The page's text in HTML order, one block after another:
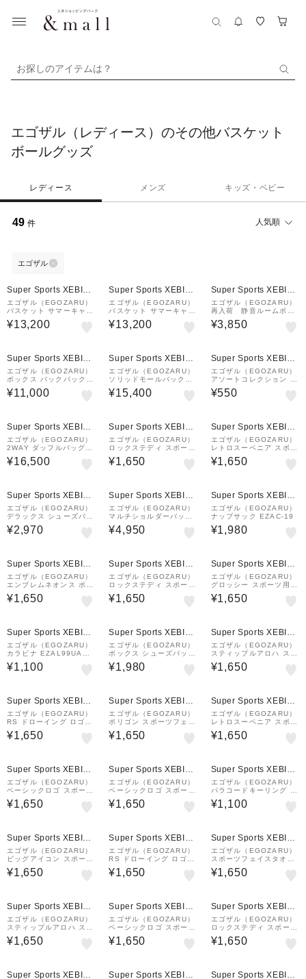
お探しのアイテムは？
エゴザル（レディース）のその他バスケット
ボールグッズ
レディース メンズ キッズ・ベビー
49 件 人気順
エゴザル
Super Sports XEBIO
&mall店
エゴザル（EGOZARU）
バスケット サマーキャン
プパック SUMMER CA
MP PACK 6点セット EZ
¥13,200
Super Sports XEBIO
&mall店
エゴザル（EGOZARU）
バスケット サマーキャン
プパック SUMMER CA
MP PACK 6点セット EZ
¥13,200
Super Sports XEBIO
&mall店
エゴザル（EGOZARU）
再入荷 静音ルームボー
ルEX EZAL99UAC003
¥3,850
Super Sports XEBIO
&mall店
エゴザル（EGOZARU）
ボックス バックパック 4
0X CORDURA SEZAC-
S2321X-012
¥11,000
Super Sports XEBIO
&mall店
エゴザル（EGOZARU）
ソリッドモールバックパ
ック EZAL99UBG005C
001
¥15,400
Super Sports XEBIO
&mall店
エゴザル（EGOZARU）
アソートコレクション ラ
ンダム EZAL26UAC001
C139S02
¥550
Super Sports XEBIO
&mall店
エゴザル（EGOZARU）
2WAY ダッフルバッグ E
ZAL99UBG006C001
¥16,500
Super Sports XEBIO
&mall店
エゴザル（EGOZARU）
ロックステディ スポーツ
用 フェイスタオル EZS
S26UTW012C376
¥1,650
Super Sports XEBIO
&mall店
エゴザル（EGOZARU）
レトロスーベニア スポー
ツ用 フェイスタオル EZ
SS26UTW016C001
¥1,650
Super Sports XEBIO
&mall店
エゴザル（EGOZARU）
デラックス シューズバッ
グ SEZAC-S2319-012
¥2,970
Super Sports XEBIO
&mall店
エゴザル（EGOZARU）
マルチショルダーバッグ
EZAL99UBG007C001
¥4,950
Super Sports XEBIO
&mall店
エゴザル（EGOZARU）
ナップサック EZAC-19
¥1,980
Super Sports XEBIO
&mall店
エゴザル（EGOZARU）
エンブレムネオンス ポー
ツフェイスタオル EZSS
25UTW002C001
¥1,650
Super Sports XEBIO
&mall店
エゴザル（EGOZARU）
ロックステディ スポーツ
用 フェイスタオル EZS
S26UTW012C001
¥1,650
Super Sports XEBIO
&mall店
エゴザル（EGOZARU）
グロッシー スポーツ用
フェイスタオル EZSS26
UTW015C393
¥1,650
Super Sports XEBIO
&mall店
エゴザル（EGOZARU）
カラビナ EZAL99UAC0
05C024
¥1,100
Super Sports XEBIO
&mall店
エゴザル（EGOZARU）
ボックス シューズバッグ
SEZAC-S2320-139
¥1,980
Super Sports XEBIO
&mall店
エゴザル（EGOZARU）
スティップルアロハ スポ
ーツ用 フェイスタオル E
ZSS26UTW017C014
¥1,650
Super Sports XEBIO
&mall店
エゴザル（EGOZARU）
RS ドローイング ロゴ
スポーツフェイスタオル
ERAL99UTW011RSC2
¥1,650
Super Sports XEBIO
&mall店
エゴザル（EGOZARU）
ポリゴン スポーツフェイ
スタオル EZSS26UTW0
04C376
¥1,650
Super Sports XEBIO
&mall店
エゴザル（EGOZARU）
レトロスーベニア スポー
ツ用 フェイスタオル EZ
SS26UTW016C374
¥1,650
Super Sports XEBIO
&mall店
エゴザル（EGOZARU）
ベーシックロゴ スポーツ
フェイスタオル EZSS26
UTW001C373
¥1,650
Super Sports XEBIO
&mall店
エゴザル（EGOZARU）
ベーシックロゴ スポーツ
フェイスタオル EZSS26
UTW001C376
¥1,650
Super Sports XEBIO
&mall店
エゴザル（EGOZARU）
パラコードキーリング E
ZAL99UAC006C098
¥1,100
Super Sports XEBIO
&mall店
エゴザル（EGOZARU）
ビッグアイコン スポーツ
用 フェイスタオル EZS
S26UTW007C001
¥1,650
Super Sports XEBIO
&mall店
エゴザル（EGOZARU）
RS ドローイング ロゴ
スポーツフェイスタオル
ERAL99UTW011RSC0
¥1,650
Super Sports XEBIO
&mall店
エゴザル（EGOZARU）
スポーツフェイスタオル
EZAL25UTW001SX
¥1,650
Super Sports XEBIO
&mall店
エゴザル（EGOZARU）
スティップルアロハ スポ
ーツ用 フェイスタオル E
ZSS26UTW017C001
¥1,650
Super Sports XEBIO
&mall店
エゴザル（EGOZARU）
ベーシックロゴ スポーツ
フェイスタオル EZSS26
UTW001C375
¥1,650
Super Sports XEBIO
&mall店
エゴザル（EGOZARU）
ロックステディ スポーツ
用 フェイスタオル EZS
S26UTW012C375
¥1,650
Super Sports XEBIO
Super Sports XEBIO
Super Sports XEBIO